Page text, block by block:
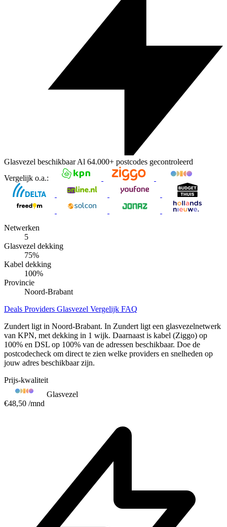
Glasvezel beschikbaarAl 64.000+ postcodes gecontroleerd
Vergelijk o.a.:
Netwerken
5
Glasvezel dekking
75%
Kabel dekking
100%
Provincie
Noord-Brabant
Deals Providers Glasvezel Vergelijk FAQ
Zundert ligt in Noord-Brabant. In Zundert ligt een glasvezelnetwerk
van KPN, met dekking in 1 wijk. Daarnaast is kabel (Ziggo) op
100% en DSL op 100% van de adressen beschikbaar. Doe de
postcodecheck om direct te zien welke providers en snelheden op
jouw adres beschikbaar zijn.
Prijs-kwaliteit
Glasvezel
€48,50 /mnd